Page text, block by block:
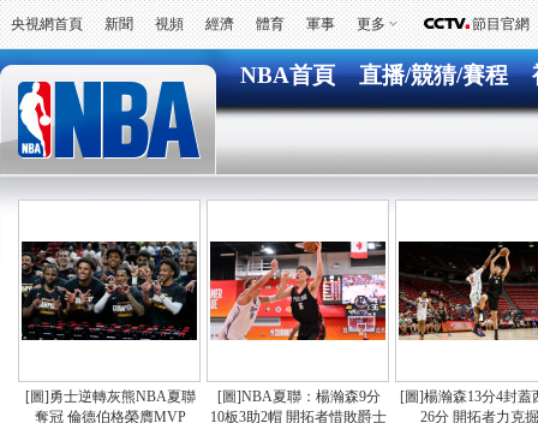
央視網首頁 新聞 視頻 經濟 體育 軍事 更多 節目官網
NBA首頁 直播/競猜/賽程
[圖]勇士逆轉灰熊NBA夏聯
奪冠 倫德伯格榮膺MVP
[圖]NBA夏聯：楊瀚森9分
10板3助2帽 開拓者惜敗爵士
[圖]楊瀚森13分4封蓋
26分 開拓者力克